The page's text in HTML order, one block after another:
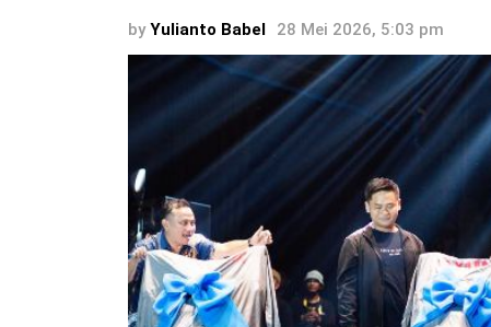
by Yulianto Babel 28 Mei 2026, 5:03 pm